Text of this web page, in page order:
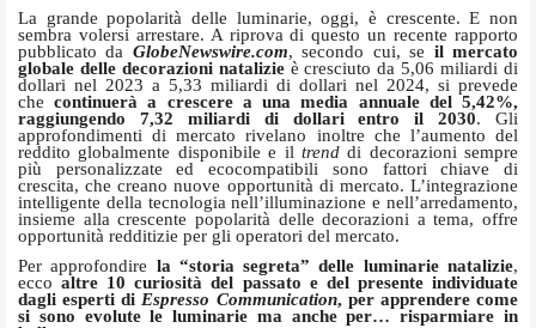
La grande popolarità delle luminarie, oggi, è crescente. E non
sembra volersi arrestare. A riprova di questo un recente rapporto
pubblicato da GlobeNewswire.com, secondo cui, se il mercato
globale delle decorazioni natalizie è cresciuto da 5,06 miliardi di
dollari nel 2023 a 5,33 miliardi di dollari nel 2024, si prevede
checontinuerà a crescere a una media annuale del 5,42%,
raggiungendo 7,32 miliardi di dollari entro il 2030. Gli
approfondimenti di mercato rivelano inoltre che l’aumento del
reddito globalmente disponibile e il trenddi decorazioni sempre
più personalizzate ed ecocompatibili sono fattori chiave di
crescita, che creano nuove opportunità di mercato. L’integrazione
intelligente della tecnologia nell’illuminazione e nell’arredamento,
insieme alla crescente popolarità delle decorazioni a tema, offre
opportunità redditizie per gli operatori del mercato.
Per approfondire la “storia segreta” delle luminarie natalizie,
eccoaltre 10 curiosità del passato e del presente individuate
dagli esperti di Espresso Communication, per apprendere come
si sono evolute le luminarie ma anche per… risparmiare in